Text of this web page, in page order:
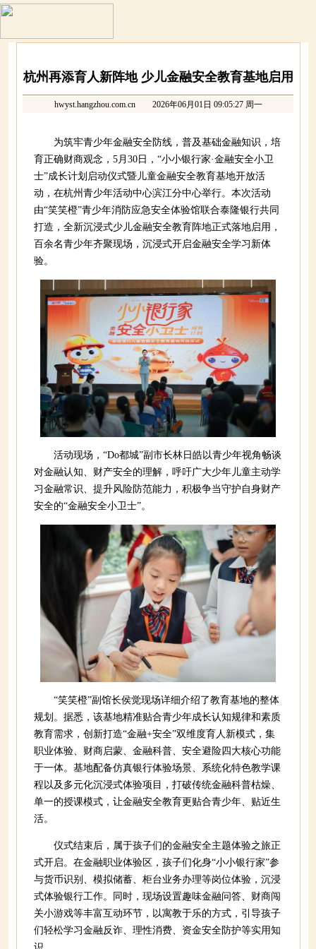
杭州再添育人新阵地 少儿金融安全教育基地启用
hwyst.hangzhou.com.cn2026年06月01日 09:05:27 周一
为筑牢青少年金融安全防线，普及基础金融知识，培
育正确财商观念，5月30日，“小小银行家·金融安全小卫
士”成长计划启动仪式暨儿童金融安全教育基地开放活
动，在杭州青少年活动中心滨江分中心举行。本次活动
由“笑笑橙”青少年消防应急安全体验馆联合泰隆银行共同
打造，全新沉浸式少儿金融安全教育阵地正式落地启用，
百余名青少年齐聚现场，沉浸式开启金融安全学习新体
验。
活动现场，“Do都城”副市长林日皓以青少年视角畅谈
对金融认知、财产安全的理解，呼吁广大少年儿童主动学
习金融常识、提升风险防范能力，积极争当守护自身财产
安全的“金融安全小卫士”。
“笑笑橙”副馆长侯觉现场详细介绍了教育基地的整体
规划。据悉，该基地精准贴合青少年成长认知规律和素质
教育需求，创新打造“金融+安全”双维度育人新模式，集
职业体验、财商启蒙、金融科普、安全避险四大核心功能
于一体。基地配备仿真银行体验场景、系统化特色教学课
程以及多元化沉浸式体验项目，打破传统金融科普枯燥、
单一的授课模式，让金融安全教育更贴合青少年、贴近生
活。
仪式结束后，属于孩子们的金融安全主题体验之旅正
式开启。在金融职业体验区，孩子们化身“小小银行家”参
与货币识别、模拟储蓄、柜台业务办理等岗位体验，沉浸
式体验银行工作。同时，现场设置趣味金融问答、财商闯
关小游戏等丰富互动环节，以寓教于乐的方式，引导孩子
们轻松学习金融反诈、理性消费、资金安全防护等实用知